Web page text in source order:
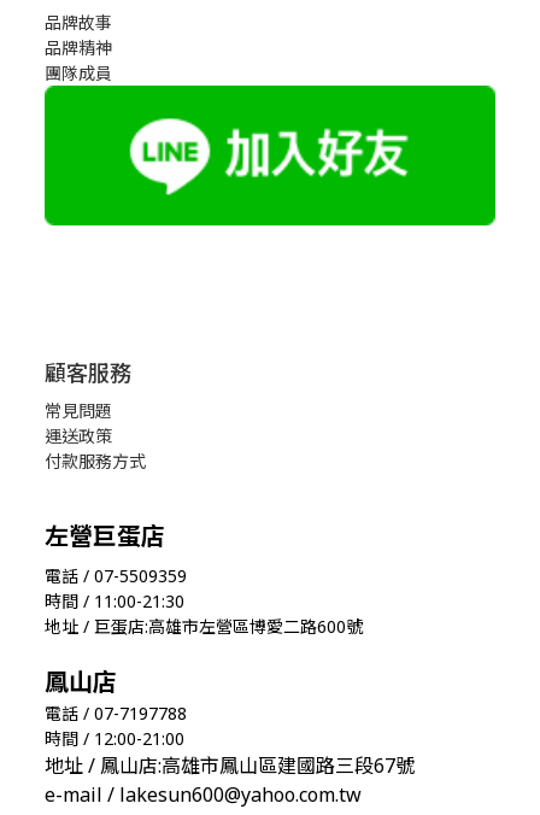
品牌故事
品牌精神
團隊成員
顧客服務
常見問題
運送政策
付款服務方式
左營巨蛋店
電話 / 07-5509359
時間 / 11:00-21:30
地址 / 巨蛋店:高雄市左營區博愛二路600號
鳳山店
電話 / 07-7197788
時間 / 12:00-21:00
地址 / 鳳山店:高雄市鳳山區建國路三段67號
e-mail / lakesun600@yahoo.com.tw